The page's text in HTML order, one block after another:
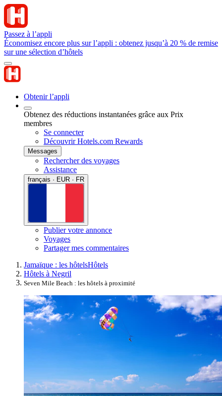
Passez à l’appli
Économisez encore plus sur l’appli : obtenez jusqu’à 20 % de remise
sur une sélection d’hôtels
Obtenir l’appli
Obtenez des réductions instantanées grâce aux Prix
membres
Se connecter
Découvrir Hotels.com Rewards
Messages
Rechercher des voyages
Assistance
français · EUR · FR
Publier votre annonce
Voyages
Partager mes commentaires
Jamaïque : les hôtelsHôtels
Hôtels à Negril
Seven Mile Beach : les hôtels à proximité